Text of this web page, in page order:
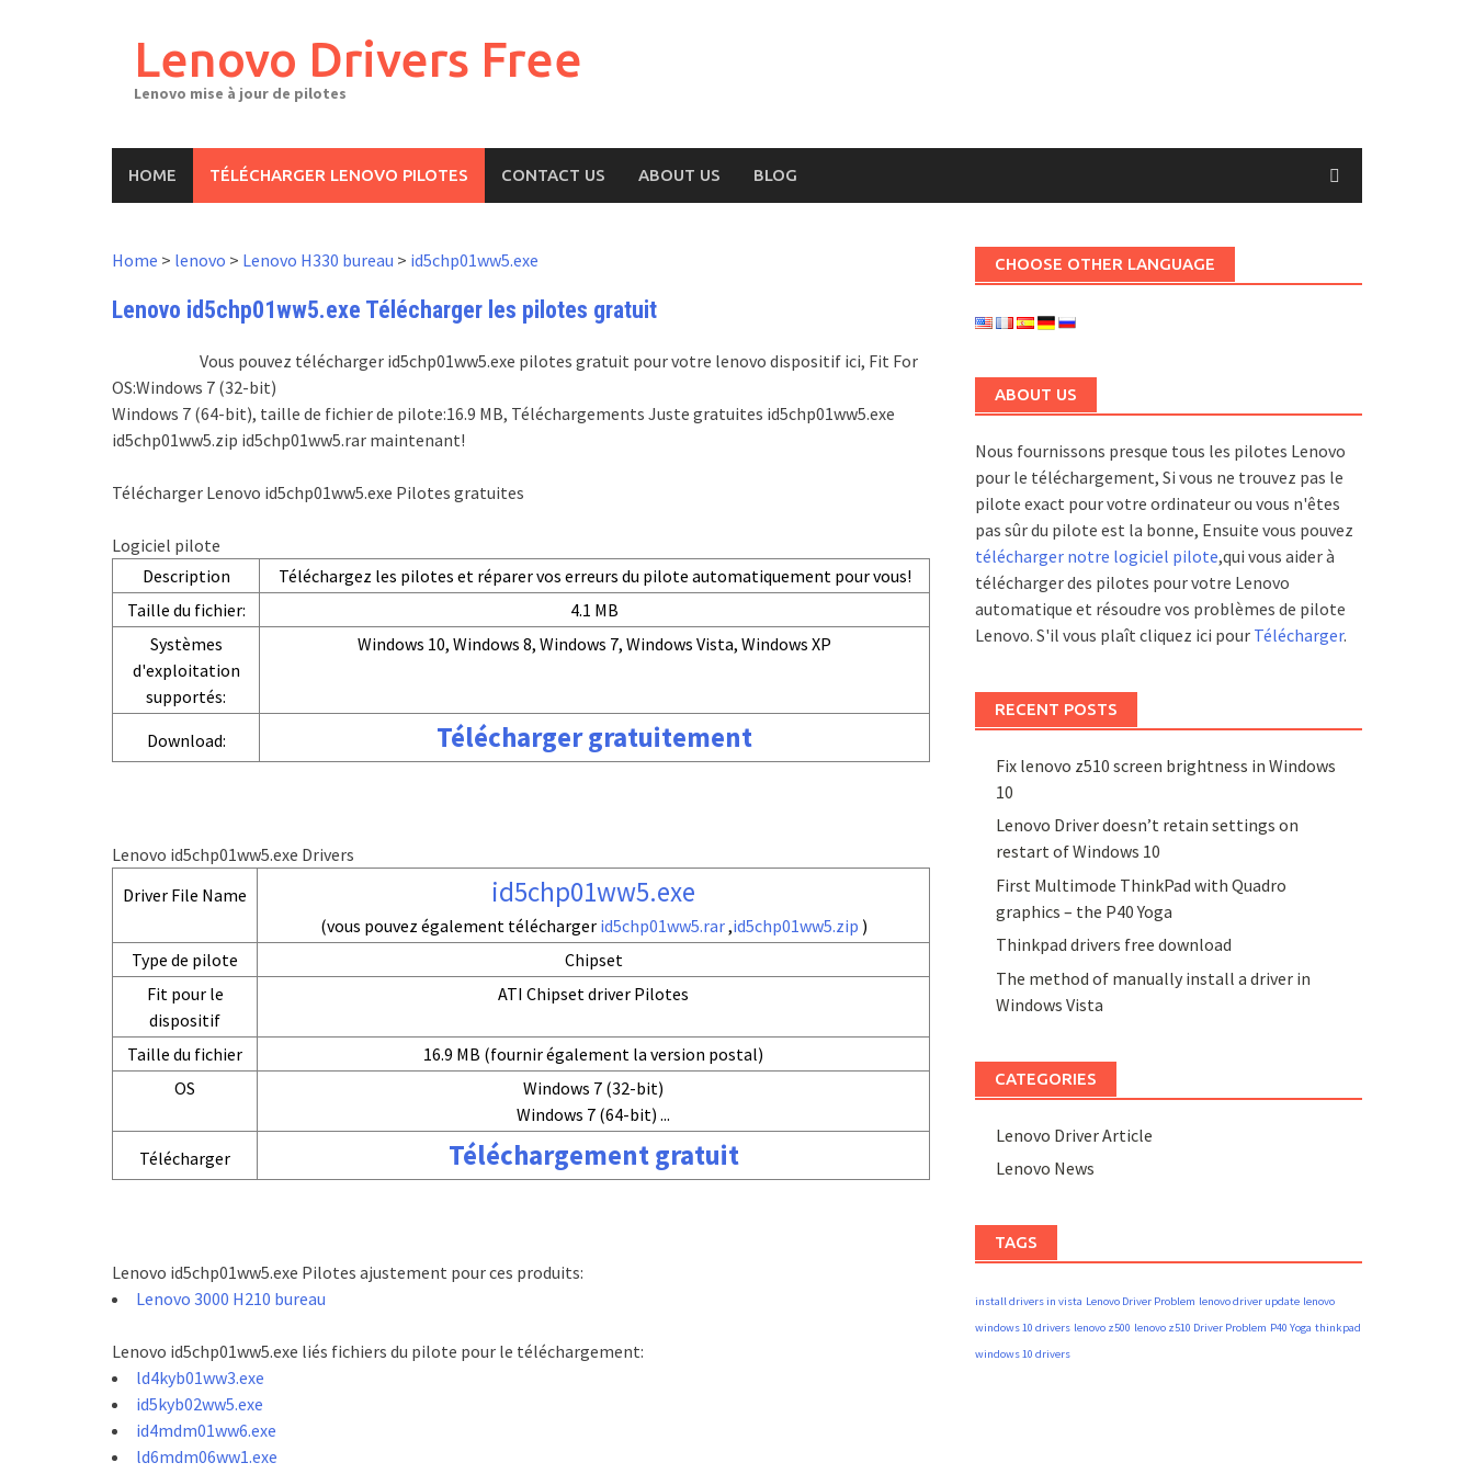
Lenovo Drivers Free
Lenovo mise à jour de pilotes
HOME TÉLÉCHARGER LENOVO PILOTES CONTACT US ABOUT US BLOG
Home > lenovo > Lenovo H330 bureau > id5chp01ww5.exe
Lenovo id5chp01ww5.exe Télécharger les pilotes gratuit
Vous pouvez télécharger id5chp01ww5.exe pilotes gratuit pour votre lenovo dispositif ici, Fit For
OS:Windows 7 (32-bit)
Windows 7 (64-bit), taille de fichier de pilote:16.9 MB, Téléchargements Juste gratuites id5chp01ww5.exe
id5chp01ww5.zip id5chp01ww5.rar maintenant!
Télécharger Lenovo id5chp01ww5.exe Pilotes gratuites
Logiciel pilote
Description
Téléchargez les pilotes et réparer vos erreurs du pilote automatiquement pour vous!
Taille du fichier:
4.1 MB
Systèmes
d'exploitation
supportés:
Windows 10, Windows 8, Windows 7, Windows Vista, Windows XP
Download: Télécharger gratuitement
Lenovo id5chp01ww5.exe Drivers
Driver File Name
id5chp01ww5.exe
(vous pouvez également télécharger id5chp01ww5.rar,id5chp01ww5.zip )
Type de pilote
Chipset
Fit pour le
dispositif
ATI Chipset driver Pilotes
Taille du fichier
16.9 MB (fournir également la version postal)
OS
Windows 7 (32-bit)
Windows 7 (64-bit) ...
Télécharger
Téléchargement gratuit
Lenovo id5chp01ww5.exe Pilotes ajustement pour ces produits:
Lenovo 3000 H210 bureau
Lenovo id5chp01ww5.exe liés fichiers du pilote pour le téléchargement:
ld4kyb01ww3.exe
id5kyb02ww5.exe
id4mdm01ww6.exe
ld6mdm06ww1.exe
CHOOSE OTHER LANGUAGE
ABOUT US
Nous fournissons presque tous les pilotes Lenovo
pour le téléchargement, Si vous ne trouvez pas le
pilote exact pour votre ordinateur ou vous n'êtes
pas sûr du pilote est la bonne, Ensuite vous pouvez
télécharger notre logiciel pilote,qui vous aider à
télécharger des pilotes pour votre Lenovo
automatique et résoudre vos problèmes de pilote
Lenovo. S'il vous plaît cliquez ici pour Télécharger.
RECENT POSTS
Fix lenovo z510 screen brightness in Windows
10
Lenovo Driver doesn’t retain settings on
restart of Windows 10
First Multimode ThinkPad with Quadro
graphics – the P40 Yoga
Thinkpad drivers free download
The method of manually install a driver in
Windows Vista
CATEGORIES
Lenovo Driver Article
Lenovo News
TAGS
install drivers in vista Lenovo Driver Problem lenovo driver update lenovo
windows 10 drivers lenovo z500 lenovo z510 Driver Problem P40 Yoga thinkpad
windows 10 drivers